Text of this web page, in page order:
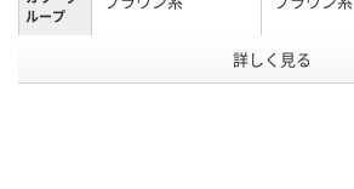
ループ
テープなし
詳しく見る